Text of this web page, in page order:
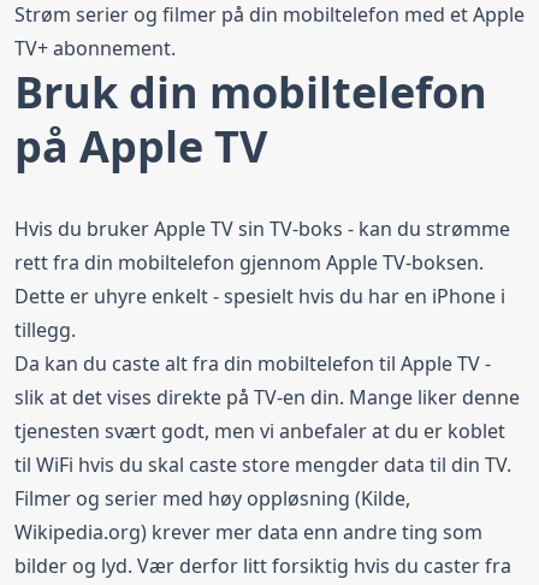
Strøm serier og filmer på din mobiltelefon med et Apple
TV+ abonnement.
Bruk din mobiltelefon
på Apple TV
Hvis du bruker Apple TV sin TV-boks - kan du strømme
rett fra din mobiltelefon gjennom Apple TV-boksen.
Dette er uhyre enkelt - spesielt hvis du har en iPhone i
tillegg.
Da kan du caste alt fra din mobiltelefon til Apple TV -
slik at det vises direkte på TV-en din. Mange liker denne
tjenesten svært godt, men vi anbefaler at du er koblet
til WiFi hvis du skal caste store mengder data til din TV.
Filmer og serier med høy oppløsning (Kilde,
Wikipedia.org) krever mer data enn andre ting som
bilder og lyd. Vær derfor litt forsiktig hvis du caster fra